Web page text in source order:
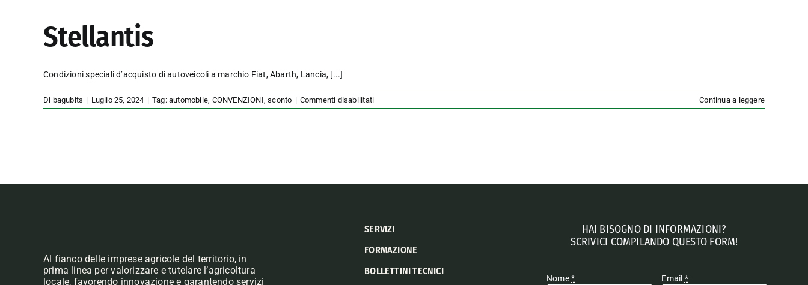
Stellantis
Condizioni speciali d’acquisto di autoveicoli a marchio Fiat, Abarth, Lancia, [...]
Di bagubits | Luglio 25, 2024 | Tag: automobile, CONVENZIONI,sconto | Commenti disabilitatisu
Stellantis
Continua a leggere
Al fianco delle imprese agricole del territorio, in
prima linea per valorizzare e tutelare l’agricoltura
locale, favorendo innovazione e garantendo servizi
SERVIZI
FORMAZIONE
BOLLETTINI TECNICI
HAI BISOGNO DI INFORMAZIONI?
SCRIVICI COMPILANDO QUESTO FORM!
Nome* Email *